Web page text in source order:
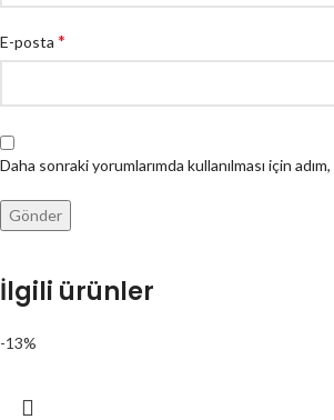
E-posta *
Daha sonraki yorumlarımda kullanılması için
İlgili ürünler
-13%